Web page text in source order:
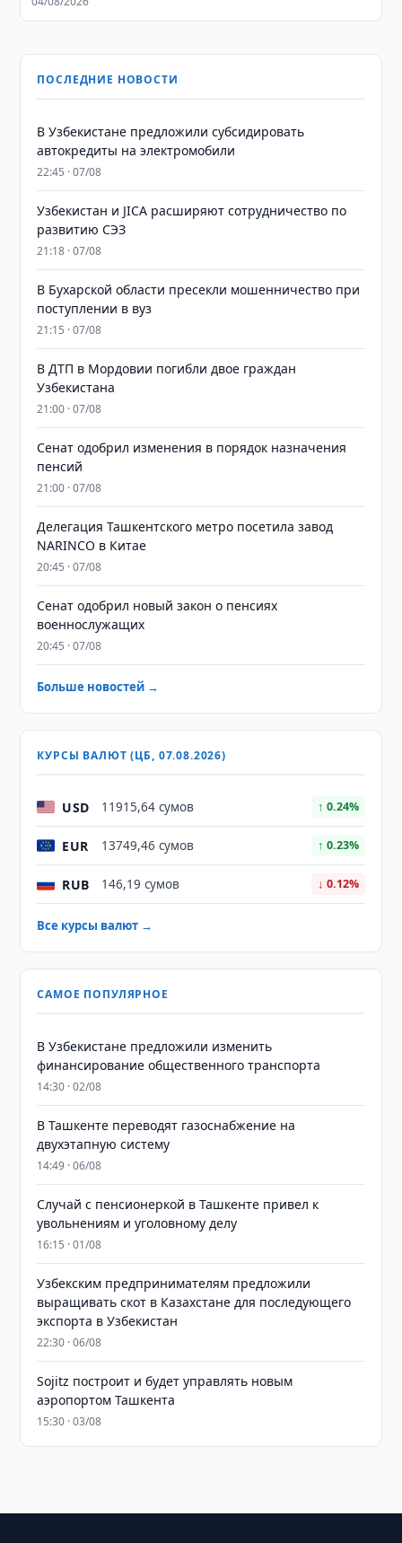
ПОСЛЕДНИЕ НОВОСТИ
В Узбекистане предложили субсидировать
автокредиты на электромобили
22:45 · 07/08
Узбекистан и JICA расширяют сотрудничество по
развитию СЭЗ
21:18 · 07/08
В Бухарской области пресекли мошенничество при
поступлении в вуз
21:15 · 07/08
В ДТП в Мордовии погибли двое граждан
Узбекистана
21:00 · 07/08
Сенат одобрил изменения в порядок назначения
пенсий
21:00 · 07/08
Делегация Ташкентского метро посетила завод
NARINCO в Китае
20:45 · 07/08
Сенат одобрил новый закон о пенсиях
военнослужащих
20:45 · 07/08
Больше новостей →
КУРСЫ ВАЛЮТ (ЦБ, 07.08.2026)
USD 11915,64 сумов ↑ 0.24%
EUR 13749,46 сумов ↑ 0.23%
RUB 146,19 сумов ↓ 0.12%
Все курсы валют →
САМОЕ ПОПУЛЯРНОЕ
В Узбекистане предложили изменить
финансирование общественного транспорта
14:30 · 02/08
В Ташкенте переводят газоснабжение на
двухэтапную систему
14:49 · 06/08
Случай с пенсионеркой в Ташкенте привел к
увольнениям и уголовному делу
16:15 · 01/08
Узбекским предпринимателям предложили
выращивать скот в Казахстане для последующего
экспорта в Узбекистан
22:30 · 06/08
Sojitz построит и будет управлять новым
аэропортом Ташкента
15:30 · 03/08